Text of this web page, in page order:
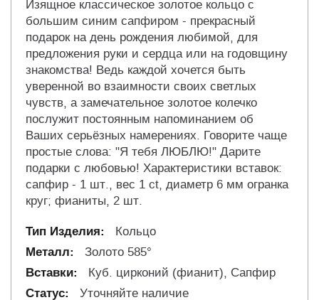
Изящное классическое золотое кольцо с
большим синим сапфиром - прекрасный
подарок на день рождения любимой, для
предложения руки и сердца или на годовщину
знакомства! Ведь каждой хочется быть
уверенной во взаимности своих светлых
чувств, а замечательное золотое колечко
послужит постоянным напоминанием об
Ваших серьёзных намерениях. Говорите чаще
простые слова: "Я тебя ЛЮБЛЮ!" Дарите
подарки с любовью! Характеристики вставок:
сапфир - 1 шт., вес 1 ct, диаметр 6 мм огранка
круг; фианиты, 2 шт.
Кольцо
Золото 585°
Куб. цирконий (фианит), Сапфир
Уточняйте наличие